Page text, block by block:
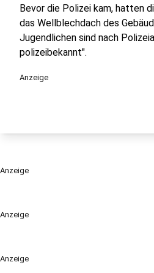
Anzeige
Anzeige
Bevor die Polizei kam, hatten
das Wellblechdach des
Jugendlichen sind nach
polizeibekannt".
Anzeige
Anzeige